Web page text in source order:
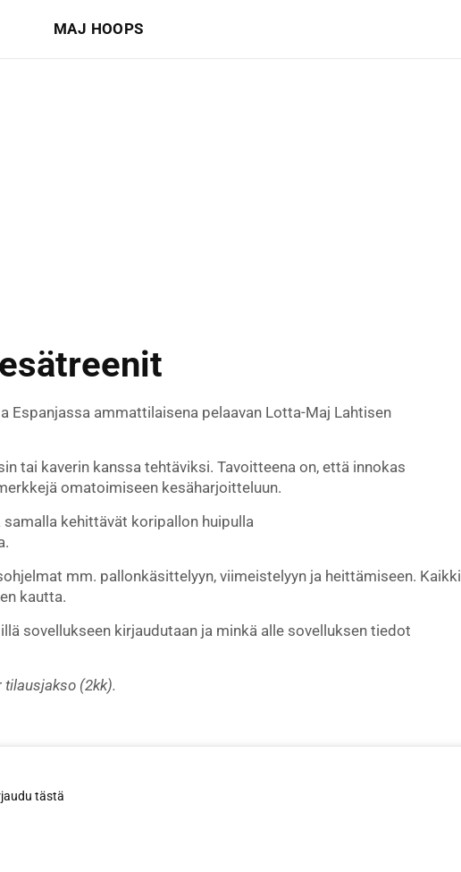
MAJ HOOPS
Espanjassa ammattilaisena pelaavan Lotta-Maj Lahtisen
tai kaverin kanssa tehtäviksi. Tavoitteena on, että innokas
omatoimiseen kesäharjoitteluun.
kehittävät koripallon huipulla
mm. pallonkäsittelyyn, viimeistelyyn ja heittämiseen. Kaikki
kautta.
sovellukseen kirjaudutaan ja minkä alle sovelluksen tiedot
tilausjakso (2kk).
tästä